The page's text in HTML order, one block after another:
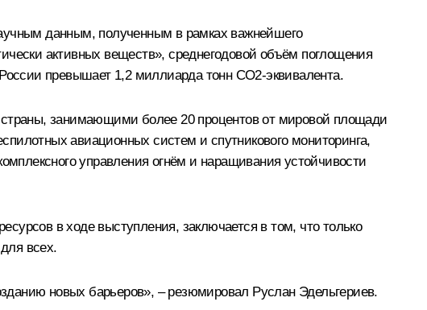
данным, полученным в рамках важнейшего
активных веществ», среднегодовой объём поглощения
превышает 1,2 миллиарда тонн CO2-эквивалента.
занимающими более 20 процентов от мировой площади
авиационных систем и спутникового мониторинга,
управления огнём и наращивания устойчивости
в ходе выступления, заключается в том, что только
всех.
новых барьеров», – резюмировал Руслан Эдельгериев.